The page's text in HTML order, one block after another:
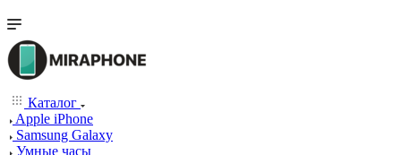
Каталог
Apple iPhone
Samsung Galaxy
Умные часы